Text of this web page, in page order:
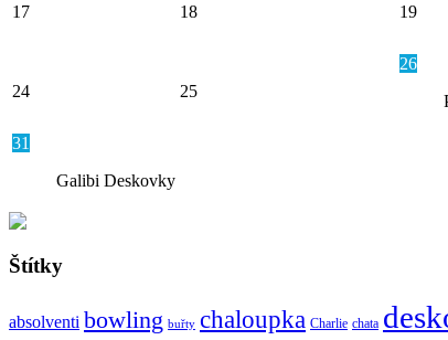
17 18 19
24 25
26
31
Galibi Deskovky
Štítky
absolventi bowling buřty chaloupka Charlie chata